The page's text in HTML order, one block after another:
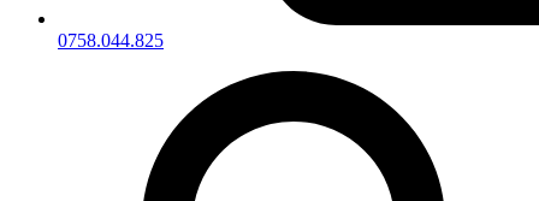
0758.044.825